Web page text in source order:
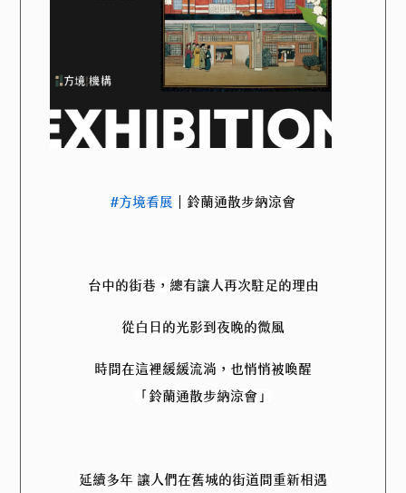
#方境看展 ｜鈴蘭通散步納涼會
台中的街巷，總有讓人再次駐足的理由
從白日的光影到夜晚的微風
時間在這裡緩緩流淌，也悄悄被喚醒
「鈴蘭通散步納涼會」
延續多年 讓人們在舊城的街道間重新相遇